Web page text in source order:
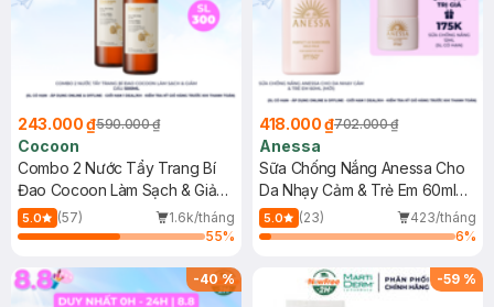
243.000 ₫590.000 ₫
Cocoon
Combo 2 Nước Tẩy Trang Bí
Đao Cocoon Làm Sạch & Giảm
Dầu 500ml
5.0 (57)
1.6k/tháng
55%
418.000 ₫702.000 ₫
Anessa
Sữa Chống Nắng Anessa Cho
Da Nhạy Cảm & Trẻ Em 60ml
(Mới)
5.0 (23)
423/tháng
6%
-40% -59 %